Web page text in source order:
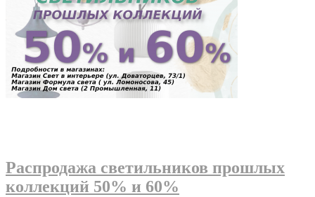
Распродажа светильников прошлых
коллекций 50% и 60%